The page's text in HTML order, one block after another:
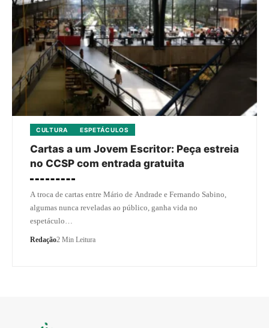
CULTURA ESPETÁCULOS
Cartas a um Jovem Escritor: Peça estreia
no CCSP com entrada gratuita
A troca de cartas entre Mário de Andrade e Fernando Sabino,
algumas nunca reveladas ao público, ganha vida no
espetáculo…
Redação2 Min Leitura